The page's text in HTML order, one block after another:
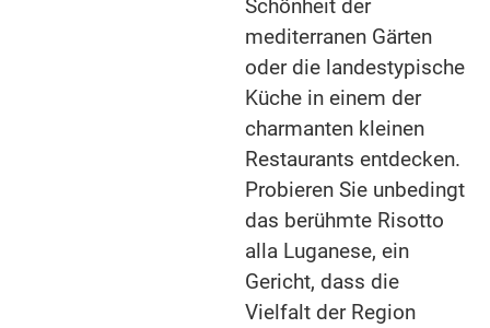
Schönheit der
mediterranen Gärten
oder die landestypische
Küche in einem der
charmanten kleinen
Restaurants entdecken.
Probieren Sie unbedingt
das berühmte Risotto
alla Luganese, ein
Gericht, dass die
Vielfalt der Region